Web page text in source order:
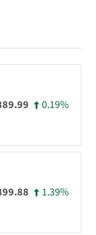
0.19%
1.39%